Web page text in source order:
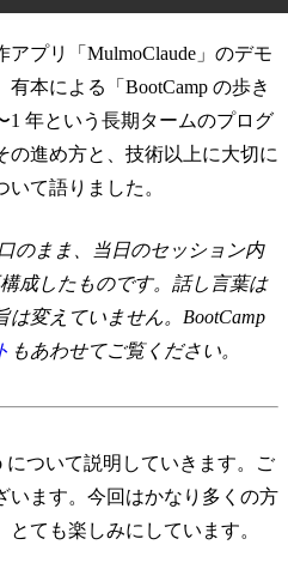
プリ「MulmoClaude」のデモ
本による「BootCamp の歩き
1 年という長期タームのプログ
進め方と、技術以上に大切に
て語りました。
のまま、当日のセッション内
成したものです。話し言葉は
変えていません。BootCamp
もあわせてご覧ください。
について説明していきます。ご
います。今回はかなり多くの方
ても楽しみにしています。